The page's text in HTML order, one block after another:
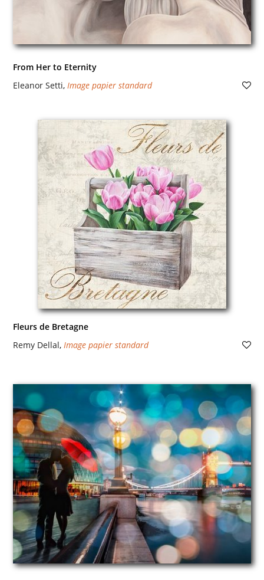
From Her to Eternity
Eleanor Setti, Image papier standard
Fleurs de Bretagne
Remy Dellal, Image papier standard